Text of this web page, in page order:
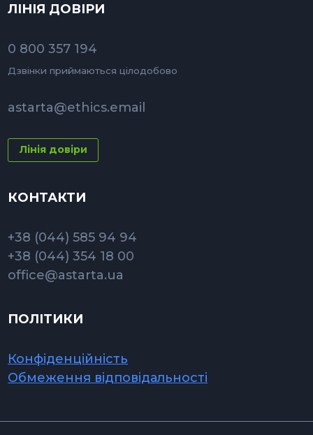
ЛІНІЯ ДОВІРИ
0 800 357 194
Дзвінки приймаються цілодобово
astarta@ethics.email
Лінія довіри
КОНТАКТИ
+38 (044) 585 94 94
+38 (044) 354 18 00
office@astarta.ua
ПОЛІТИКИ
Конфіденційність
Обмеження відповідальності